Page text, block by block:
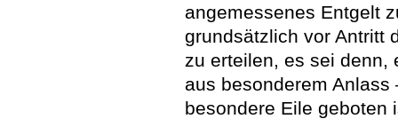
angemessenes Entgelt
grundsätzlich vor Antritt
zu erteilen, es sei denn,
aus besonderem
besondere Eile geboten